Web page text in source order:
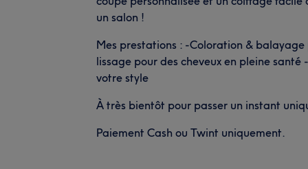
un salon !
Mes prestations : -Coloration &
lissage pour des cheveux en pleine
votre style
À très bientôt pour passer un instant
Paiement Cash ou Twint uniquement.